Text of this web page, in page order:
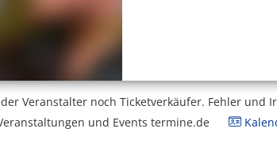
Veranstalter noch Ticketverkäufer. Fehler und
und Events termine.de